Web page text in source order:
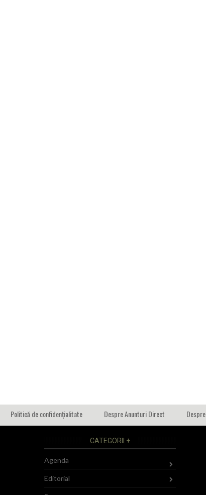
Politică de confidențialitate Despre Anunturi Direct
CATEGORII +
Agenda
Editorial